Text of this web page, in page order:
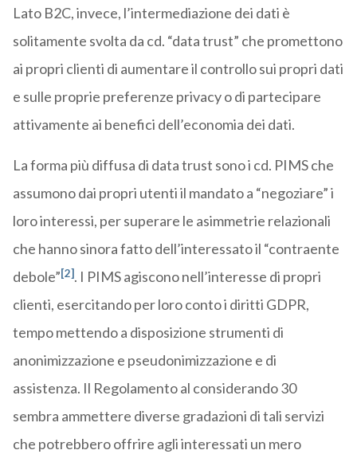
Lato B2C, invece, l’intermediazione dei dati è
solitamente svolta da cd. “data trust” che promettono
ai propri clienti di aumentare il controllo sui propri dati
e sulle proprie preferenze privacy o di partecipare
attivamente ai benefici dell’economia dei dati.
La forma più diffusa di data trust sono i cd. PIMS che
assumono dai propri utenti il mandato a “negoziare” i
loro interessi, per superare le asimmetrie relazionali
che hanno sinora fatto dell’interessato il “contraente
debole”[2]. I PIMS agiscono nell’interesse di propri
clienti, esercitando per loro conto i diritti GDPR,
tempo mettendo a disposizione strumenti di
anonimizzazione e pseudonimizzazione e di
assistenza. Il Regolamento al considerando 30
sembra ammettere diverse gradazioni di tali servizi
che potrebbero offrire agli interessati un mero